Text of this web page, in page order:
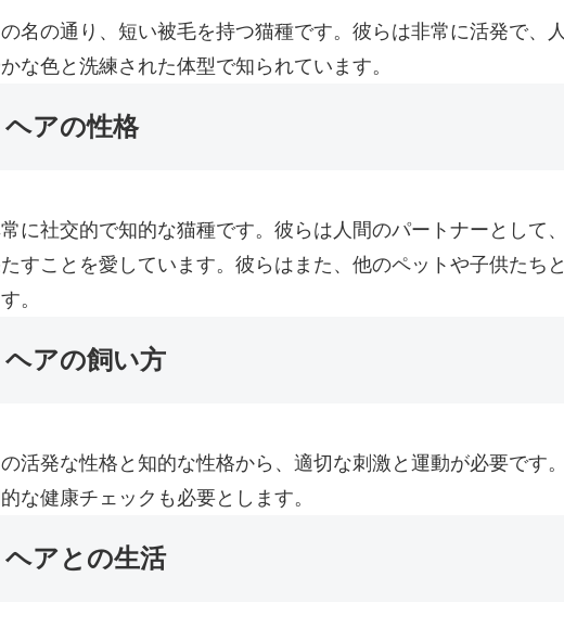
名の通り、短い被毛を持つ猫種です。彼らは非常に活発で、人
な色と洗練された体型で知られています。
アの性格
に社交的で知的な猫種です。彼らは人間のパートナーとして、
すことを愛しています。彼らはまた、他のペットや子供たちと
。
アの飼い方
活発な性格と知的な性格から、適切な刺激と運動が必要です。
な健康チェックも必要とします。
アとの生活